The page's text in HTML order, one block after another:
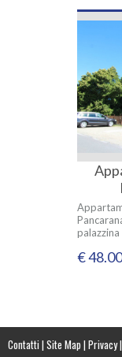
€
Contatti | Site Map | Privacy|